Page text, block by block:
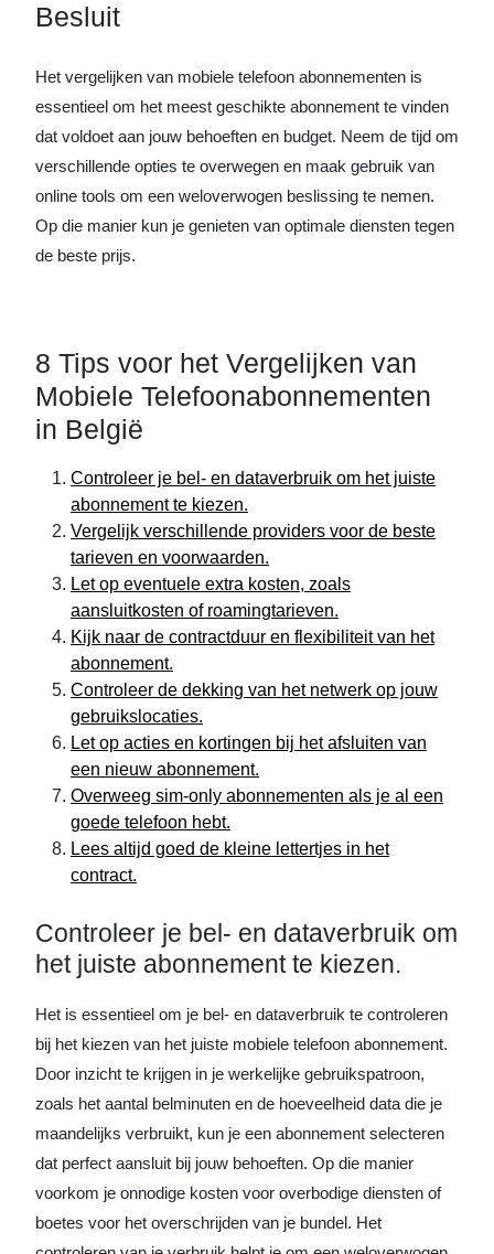
Besluit
Het vergelijken van mobiele telefoon abonnementen is
essentieel om het meest geschikte abonnement te vinden
dat voldoet aan jouw behoeften en budget. Neem de tijd om
verschillende opties te overwegen en maak gebruik van
online tools om een weloverwogen beslissing te nemen.
Op die manier kun je genieten van optimale diensten tegen
de beste prijs.
8 Tips voor het Vergelijken van
Mobiele Telefoonabonnementen
in België
Controleer je bel- en dataverbruik om het juiste
abonnement te kiezen.
Vergelijk verschillende providers voor de beste
tarieven en voorwaarden.
Let op eventuele extra kosten, zoals
aansluitkosten of roamingtarieven.
Kijk naar de contractduur en flexibiliteit van het
abonnement.
Controleer de dekking van het netwerk op jouw
gebruikslocaties.
Let op acties en kortingen bij het afsluiten van
een nieuw abonnement.
Overweeg sim-only abonnementen als je al een
goede telefoon hebt.
Lees altijd goed de kleine lettertjes in het
contract.
Controleer je bel- en dataverbruik om
het juiste abonnement te kiezen.
Het is essentieel om je bel- en dataverbruik te controleren
bij het kiezen van het juiste mobiele telefoon abonnement.
Door inzicht te krijgen in je werkelijke gebruikspatroon,
zoals het aantal belminuten en de hoeveelheid data die je
maandelijks verbruikt, kun je een abonnement selecteren
dat perfect aansluit bij jouw behoeften. Op die manier
voorkom je onnodige kosten voor overbodige diensten of
boetes voor het overschrijden van je bundel. Het